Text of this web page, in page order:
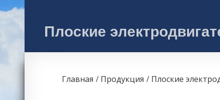
Плоские
Главная Продукция Плоские